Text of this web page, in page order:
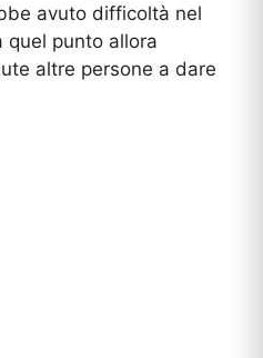
avuto difficoltà nel
quel punto allora
altre persone a dare